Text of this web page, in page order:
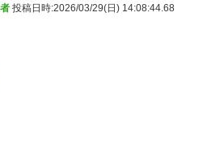
投稿日時:2026/03/29(日) 14:08:44.68